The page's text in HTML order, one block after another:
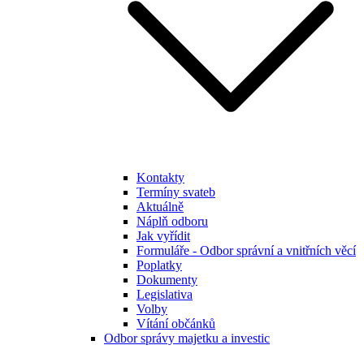
Kontakty
Termíny svateb
Aktuálně
Náplň odboru
Jak vyřídit
Formuláře - Odbor správní a vnitřních věcí
Poplatky
Dokumenty
Legislativa
Volby
Vítání občánků
Odbor správy majetku a investic